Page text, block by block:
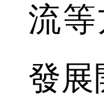
流
發展